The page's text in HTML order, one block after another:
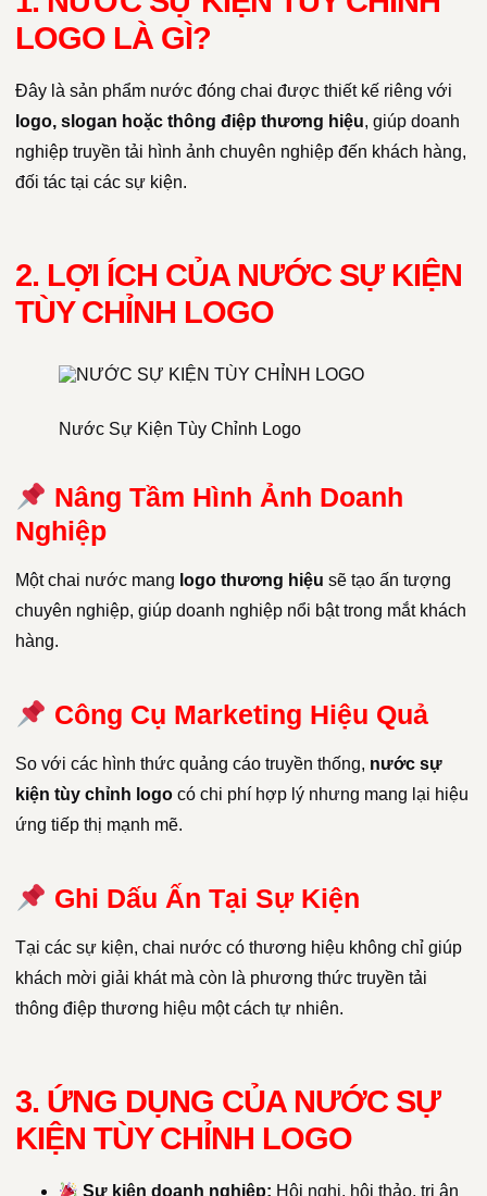
LOGO LÀ GÌ?
Đây là sản phẩm nước đóng chai được thiết kế riêng với
logo, slogan hoặc thông điệp thương hiệu, giúp doanh
nghiệp truyền tải hình ảnh chuyên nghiệp đến khách hàng,
đối tác tại các sự kiện.
2. LỢI ÍCH CỦA NƯỚC SỰ KIỆN
TÙY CHỈNH LOGO
Nước Sự Kiện Tùy Chỉnh Logo
Nâng Tầm Hình Ảnh Doanh
Nghiệp
Một chai nước mang logo thương hiệu sẽ tạo ấn tượng
chuyên nghiệp, giúp doanh nghiệp nổi bật trong mắt khách
hàng.
Công Cụ Marketing Hiệu Quả
So với các hình thức quảng cáo truyền thống, nước sự
kiện tùy chỉnh logo có chi phí hợp lý nhưng mang lại hiệu
ứng tiếp thị mạnh mẽ.
Ghi Dấu Ấn Tại Sự Kiện
Tại các sự kiện, chai nước có thương hiệu không chỉ giúp
khách mời giải khát mà còn là phương thức truyền tải
thông điệp thương hiệu một cách tự nhiên.
3. ỨNG DỤNG CỦA NƯỚC SỰ
KIỆN TÙY CHỈNH LOGO
Sự kiện doanh nghiệp: Hội nghị, hội thảo, tri ân